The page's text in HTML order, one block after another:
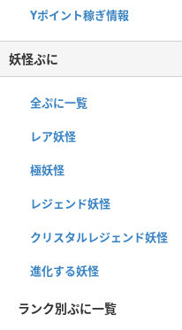
Yポイント稼ぎ情報
妖怪ぷに
全ぷに一覧
レア妖怪
極妖怪
レジェンド妖怪
クリスタルレジェンド妖怪
進化する妖怪
ランク別ぷに一覧